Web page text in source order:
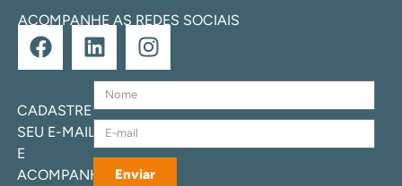
ACOMPANHE AS REDES SOCIAIS
CADASTRE
SEU E-MAIL
E
ACOMPANHE
Enviar